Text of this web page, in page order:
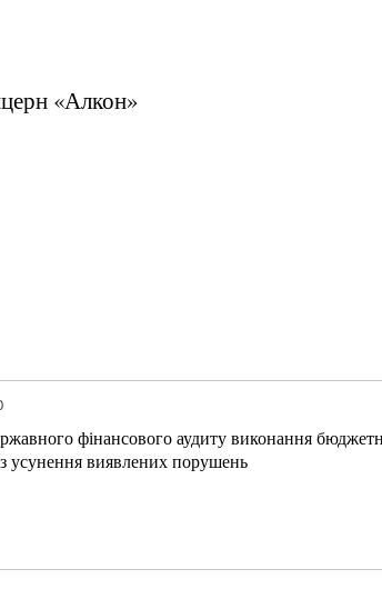
«Алкон»
фінансового аудиту виконання
усунення виявлених порушень